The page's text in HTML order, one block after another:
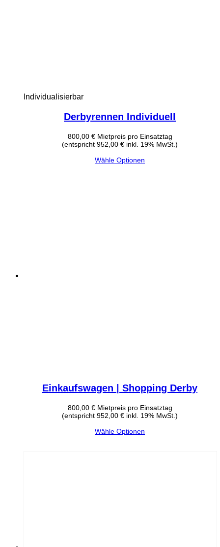
Individualisierbar
Derbyrennen Individuell
800,00 €Mietpreis pro Einsatztag
(entspricht 952,00 € inkl. 19% MwSt.)
Wähle Optionen
Einkaufswagen | Shopping Derby
800,00 €Mietpreis pro Einsatztag
(entspricht 952,00 € inkl. 19% MwSt.)
Wähle Optionen